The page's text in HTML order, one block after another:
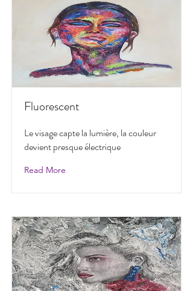
Fluorescent
Le visage capte la lumière, la couleur
devient presque électrique
Read More